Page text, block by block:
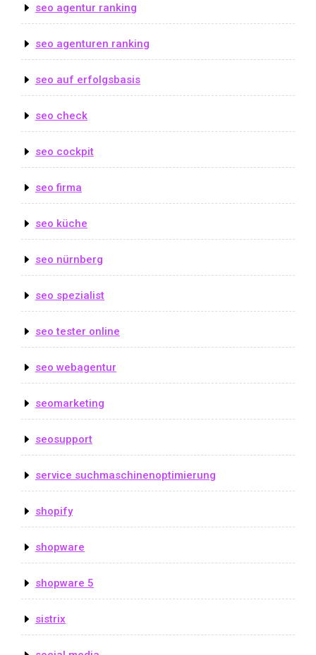
seo agentur ranking
seo agenturen ranking
seo auf erfolgsbasis
seo check
seo cockpit
seo firma
seo küche
seo nürnberg
seo spezialist
seo tester online
seo webagentur
seomarketing
seosupport
service suchmaschinenoptimierung
shopify
shopware
shopware 5
sistrix